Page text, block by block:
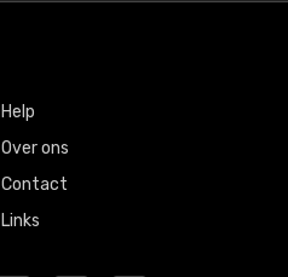
Help
Over ons
Contact
Links